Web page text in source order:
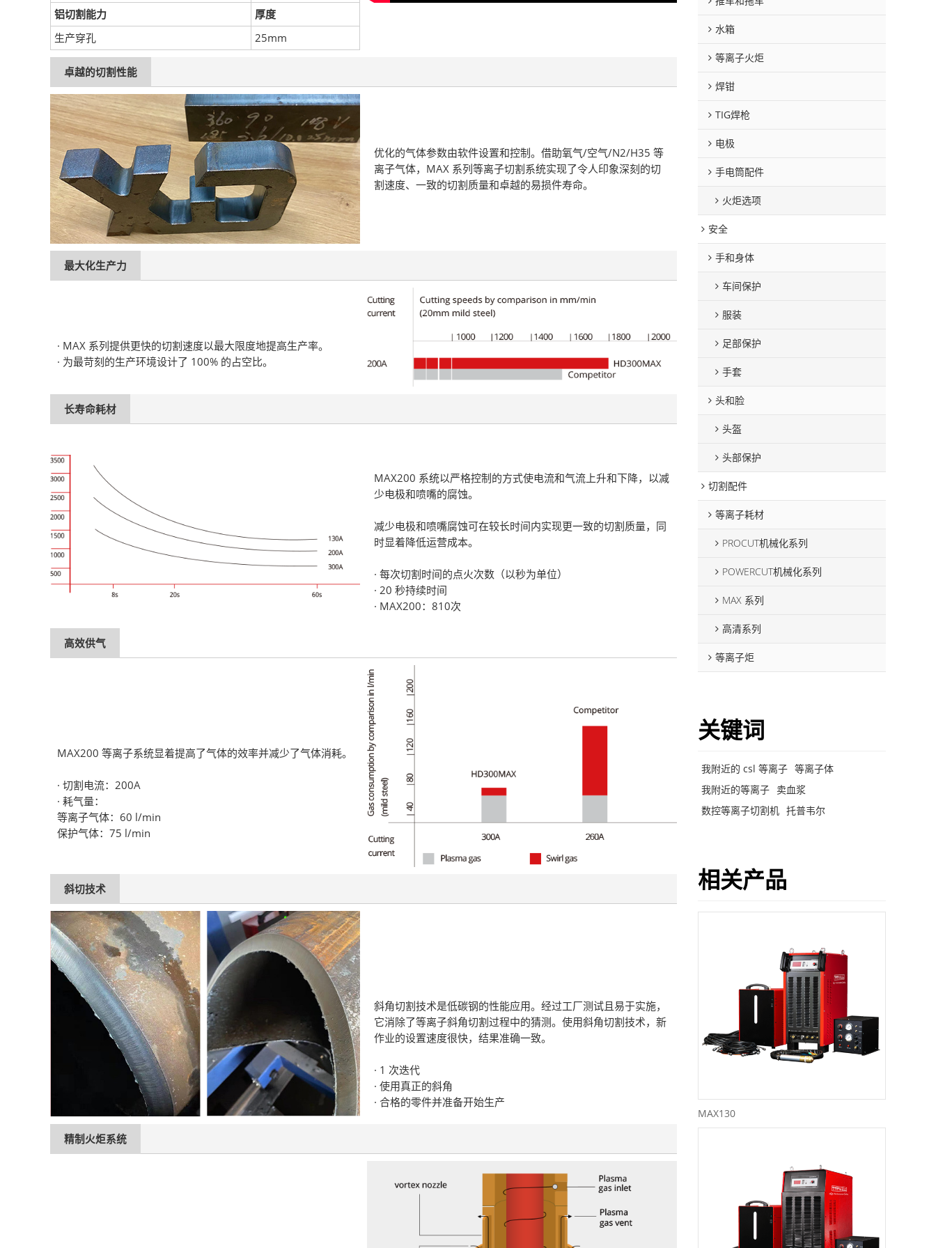
铝切割能力
厚度
生产穿孔
25mm
卓越的切割性能
优化的气体参数由软件设置和控制。借助氧气/空气/N2/H35 等
离子气体，MAX 系列等离子切割系统实现了令人印象深刻的切
割速度、一致的切割质量和卓越的易损件寿命。
最大化生产力
· MAX 系列提供更快的切割速度以最大限度地提高生产率。
· 为最苛刻的生产环境设计了 100% 的占空比。
长寿命耗材
MAX200 系统以严格控制的方式使电流和气流上升和下降，以减
少电极和喷嘴的腐蚀。
减少电极和喷嘴腐蚀可在较长时间内实现更一致的切割质量，同
时显着降低运营成本。
· 每次切割时间的点火次数（以秒为单位）
· 20 秒持续时间
· MAX200：810次
高效供气
MAX200 等离子系统显着提高了气体的效率并减少了气体消耗。
· 切割电流：200A
· 耗气量：
等离子气体：60 l/min
保护气体：75 l/min
斜切技术
斜角切割技术是低碳钢的性能应用。经过工厂测试且易于实施，
它消除了等离子斜角切割过程中的猜测。使用斜角切割技术，新
作业的设置速度很快，结果准确一致。
· 1 次迭代
· 使用真正的斜角
· 合格的零件并准备开始生产
精制火炬系统
水箱
等离子火炬
焊钳
TIG焊枪
电极
手电筒配件
火炬选项
安全
手和身体
车间保护
服装
足部保护
手套
头和脸
头盔
头部保护
切割配件
等离子耗材
PROCUT机械化系列
POWERCUT机械化系列
MAX 系列
高清系列
等离子炬
关键词
我附近的 csl 等离子 等离子体
我附近的等离子 卖血浆
数控等离子切割机 托普韦尔
相关产品
MAX130